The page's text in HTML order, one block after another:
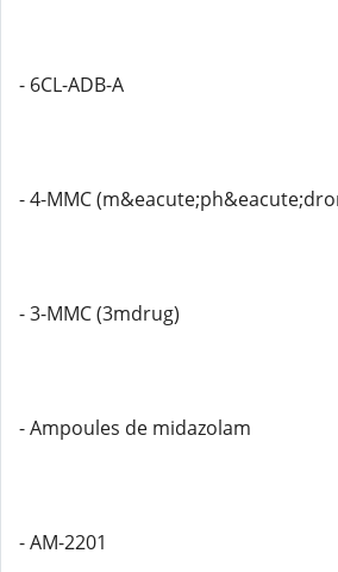
- 6CL-ADB-A
- 4-MMC
- 3-MMC (3mdrug)
- Ampoules de midazolam
- AM-2201